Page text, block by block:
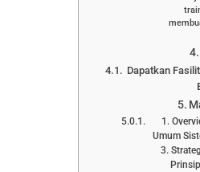
Dapatkan
1.
Umum
3.